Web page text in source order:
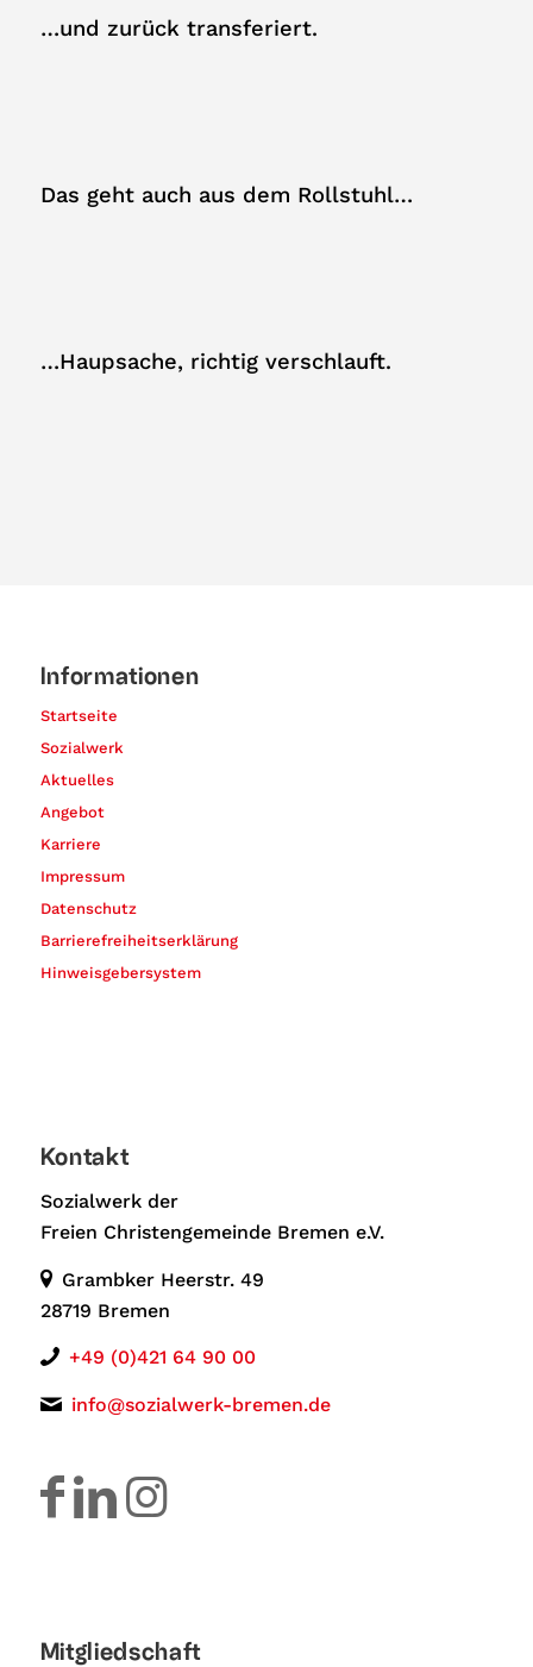
…und zurück transferiert.
Das geht auch aus dem Rollstuhl…
…Haupsache, richtig verschlauft.
Informationen
Startseite
Sozialwerk
Aktuelles
Angebot
Karriere
Impressum
Datenschutz
Barrierefreiheitserklärung
Hinweisgebersystem
Kontakt
Sozialwerk der
Freien Christengemeinde Bremen e.V.
Grambker Heerstr. 49
28719 Bremen
+49 (0)421 64 90 00
info@sozialwerk-bremen.de
Mitgliedschaft